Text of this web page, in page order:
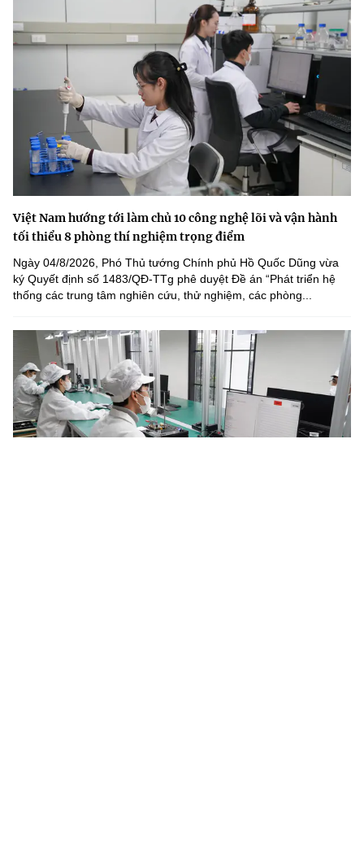
Việt Nam hướng tới làm chủ 10 công nghệ lõi và vận hành
tối thiểu 8 phòng thí nghiệm trọng điểm
Ngày 04/8/2026, Phó Thủ tướng Chính phủ Hồ Quốc Dũng vừa
ký Quyết định số 1483/QĐ-TTg phê duyệt Đề án “Phát triển hệ
thống các trung tâm nghiên cứu, thử nghiệm, các phòng...